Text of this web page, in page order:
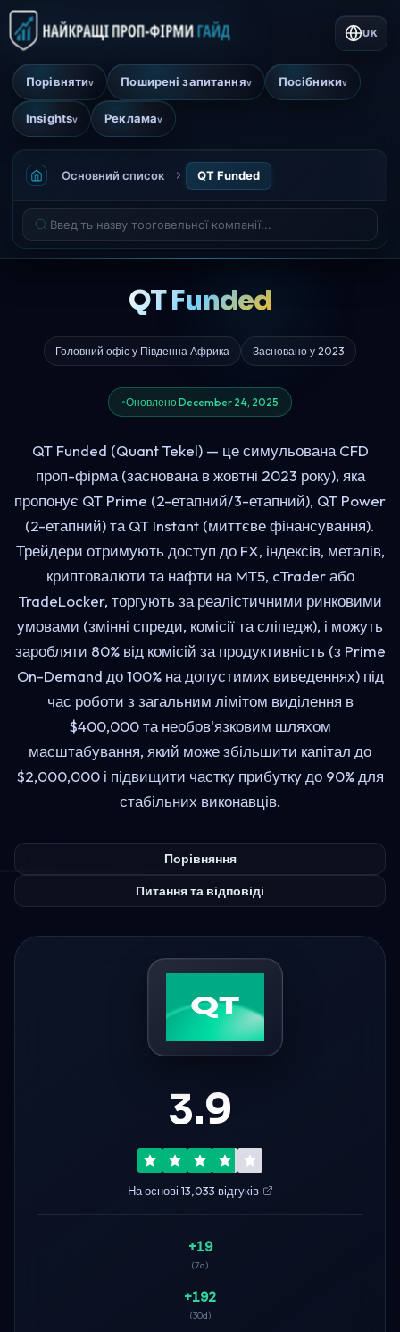
Порівнятиv Поширені запитанняv Посібникиv
Insightsv Рекламаv
UK
Основний список QT Funded
QT Funded
Головний офіс у Південна Африка Засновано у 2023
Оновлено December 24, 2025
QT Funded (Quant Tekel) — це симульована CFD
проп-фірма (заснована в жовтні 2023 року), яка
пропонує QT Prime (2-етапний/3-етапний), QT Power
(2-етапний) та QT Instant (миттєве фінансування).
Трейдери отримують доступ до FX, індексів, металів,
криптовалюти та нафти на MT5, cTrader або
TradeLocker, торгують за реалістичними ринковими
умовами (змінні спреди, комісії та сліпедж), і можуть
заробляти 80% від комісій за продуктивність (з Prime
On-Demand до 100% на допустимих виведеннях) під
час роботи з загальним лімітом виділення в
$400,000 та необов'язковим шляхом
масштабування, який може збільшити капітал до
$2,000,000 і підвищити частку прибутку до 90% для
стабільних виконавців.
Порівняння
Питання та відповіді
3.9
На основі 13,033 відгуків
+19
(7d)
+192
(30d)